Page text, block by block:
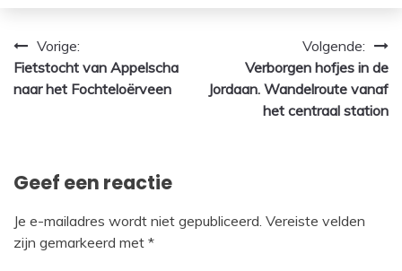
Bericht
navigatie
Vorige:
Fietstocht van Appelscha
naar het Fochteloërveen
Volgende:
Verborgen hofjes in de
Jordaan. Wandelroute vanaf
het centraal station
Geef een reactie
Je e-mailadres wordt niet gepubliceerd. Vereiste velden
zijn gemarkeerd met *